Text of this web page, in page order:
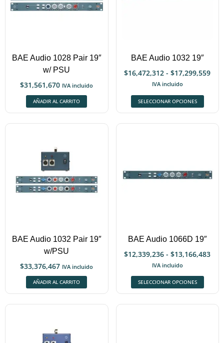
BAE Audio 1028 Pair 19″
w/ PSU
$31,561,670 IVA incluido
AÑADIR AL CARRITO
BAE Audio 1032 19″
$16,472,312 - $17,299,559
IVA incluido
SELECCIONAR OPCIONES
BAE Audio 1032 Pair 19″
w/PSU
$33,376,467 IVA incluido
AÑADIR AL CARRITO
BAE Audio 1066D 19″
$12,339,236 - $13,166,483
IVA incluido
SELECCIONAR OPCIONES